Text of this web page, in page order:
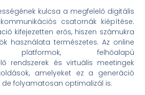
kulcsa a megfelelő digitális
csatornák kiépítése.
kifejezetten erős, hiszen számukra
használata természetes. Az online
platformok, felhőalapú
rendszerek és virtuális meetingek
amelyeket ez a generáció
de folyamatosan optimalizál is.